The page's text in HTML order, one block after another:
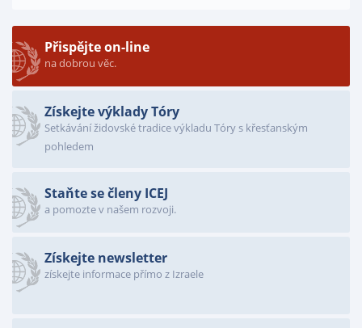
Přispějte on-line
na dobrou věc.
Získejte výklady Tóry
Setkávání židovské tradice výkladu Tóry s křesťanským
pohledem
Staňte se členy ICEJ
a pomozte v našem rozvoji.
Získejte newsletter
získejte informace přímo z Izraele